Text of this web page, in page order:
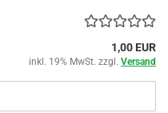
1,00 EUR
inkl. 19% MwSt. zzgl. Versand